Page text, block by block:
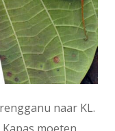
naar KL.